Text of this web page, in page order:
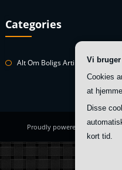
Categories
Alt Om Boligs Artikler
Proudly powered by
Vi
Cookies
at
Disse
kort tid.